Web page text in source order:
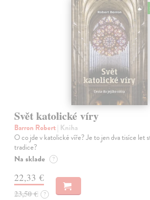
Svět katolické víry
Barron Robert| Kniha
O co jde v katolické víře? Je to jen dva tisíce let
tradice?
Na sklade ?
22,33 €
23,50 € ?